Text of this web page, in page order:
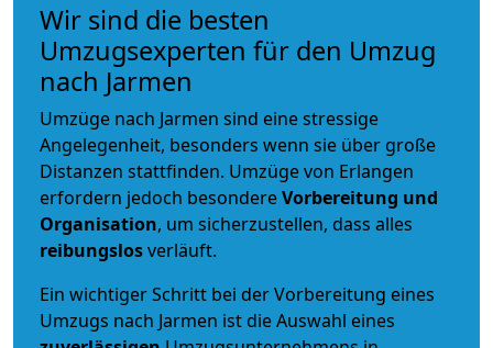
Wir sind die besten
Umzugsexperten für den Umzug
nach Jarmen
Umzüge nach Jarmen sind eine stressige
Angelegenheit, besonders wenn sie über große
Distanzen stattfinden. Umzüge von Erlangen
erfordern jedoch besondereVorbereitung und
Organisation, um sicherzustellen, dass alles
reibungslosverläuft.
Ein wichtiger Schritt bei der Vorbereitung eines
Umzugs nach Jarmen ist die Auswahl eines